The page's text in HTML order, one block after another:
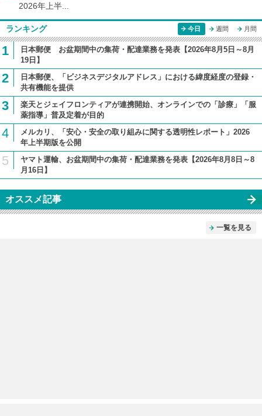
2026年上半...
ランキング 今日 週間 月間
1
日本郵便 お盆期間中の集荷・配達業務を発表【2026年8月5日～8月
19日】
2
日本郵便、「ビジネスデジタルアドレス」における緯度経度の登録・
共有機能を提供
3
楽天とジェイフロンティアが連携開始、オンラインでの「診療」「服
薬指導」普及定着が目的
4
メルカリ、「安心・安全の取り組みに関する透明性レポート」2026
年上半期版を公開
5
ヤマト運輸、お盆期間中の集荷・配達業務を発表【2026年8月8日～8
月16日】
オススメ記事
一覧を見る